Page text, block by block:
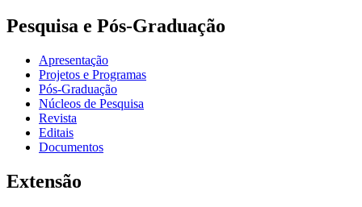
Pesquisa e Pós-Graduação
Apresentação
Projetos e Programas
Pós-Graduação
Núcleos de Pesquisa
Revista
Editais
Documentos
Extensão